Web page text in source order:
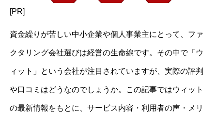
[PR]
資金繰りが苦しい中小企業や個人事業主にとって、ファ
クタリング会社選びは経営の生命線です。その中で「ウ
ィット」という会社が注目されていますが、実際の評判
や口コミはどうなのでしょうか。この記事ではウィット
の最新情報をもとに、サービス内容・利用者の声・メリ